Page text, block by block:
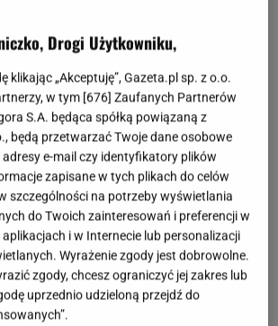
Krupa popiera Trumpa? Wyjawiła prawdę o
z Tarczyńskim
Drogi Użytkowniku,
klikając „Akceptuję”, Gazeta.pl sp. z o.o.
w tym [676] Zaufanych Partnerów
S.A. będąca spółką powiązaną z
będą przetwarzać Twoje dane osobowe
adresy e-mail czy identyfikatory plików
zapisane w tych plikach do celów
szczególności na potrzeby wyświetlania
do Twoich zainteresowań i preferencji w
i w Internecie lub personalizacji
Wyrażenie zgody jest dobrowolne.
zgody, chcesz ograniczyć jej zakres lub
uprzednio udzieloną przejdź do